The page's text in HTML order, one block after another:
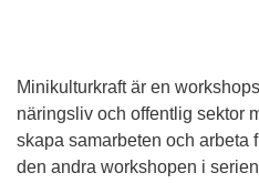
Minikulturkraft är en
näringsliv och offentlig sektor
skapa samarbeten och arbeta
den andra workshopen i